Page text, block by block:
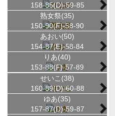
158-85(D)-59-85
熟女祭(35)
150-90(F)-58-90
あおい(50)
154-87(E)-58-84
りあ(40)
153-88(F)-57-89
せいこ(38)
160-89(D)-60-88
ゆあ(35)
157-87(D)-59-87